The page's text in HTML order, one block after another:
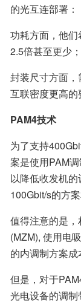
的光互连部署：
功耗方面，他
2.5倍甚至更少；
封装尺寸方面
互联密度更高的
PAM4技术
为了支持
案是使用PAM
以降低收发机
100Gbit/s的方案
值得注意的是
(MZM), 使用电
的内调制方案成
但是，对于
光电设备的调